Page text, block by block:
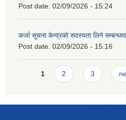
Post date: 02/09/2026 - 15:24
कर्जा सूचना केन्द्रको सदस्यता लिने
Post date: 02/09/2026 - 15:16
Pages
1 2 3